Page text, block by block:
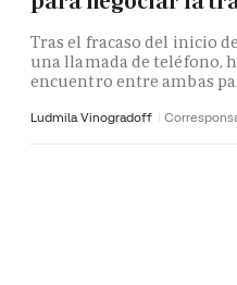
Tras el fracaso del inicio
una llamada de teléfono,
encuentro entre ambas
Ludmila Vinogradoff